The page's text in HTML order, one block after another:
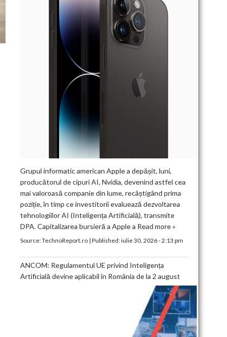
Grupul informatic american Apple a depășit, luni,
producătorul de cipuri AI, Nvidia, devenind astfel cea
mai valoroasă companie din lume, recâștigând prima
poziție, în timp ce investitorii evaluează dezvoltarea
tehnologiilor AI (Inteligența Artificială), transmite
DPA. Capitalizarea bursieră a Apple a Read more »
Source:TechnoReport.ro| Published:iulie 30, 2026 - 2:13 pm
ANCOM: Regulamentul UE privind Inteligența
Artificială devine aplicabil în România de la 2 august